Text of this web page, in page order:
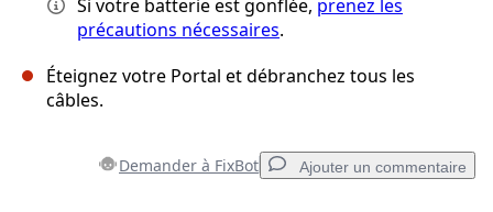
Si votre batterie est gonflée, prenez les
précautions nécessaires.
Éteignez votre Portal et débranchez tous les
câbles.
Demander à FixBot Ajouter un commentaire